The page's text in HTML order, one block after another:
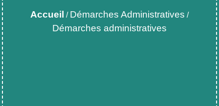
Accueil / Démarches Administratives /
Démarches administratives